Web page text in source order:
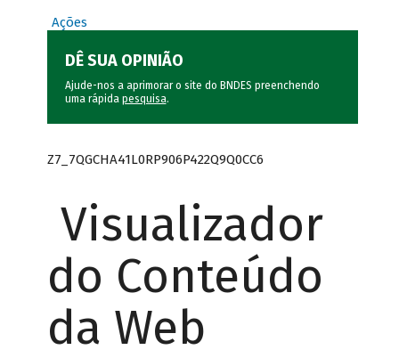
Ações
DÊ SUA OPINIÃO
Ajude-nos a aprimorar o site do BNDES preenchendo
uma rápida pesquisa.
Z7_7QGCHA41L0RP906P422Q9Q0CC6
Visualizador
do Conteúdo
da Web